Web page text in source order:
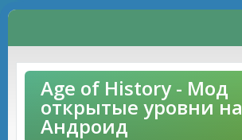
Age of History - Мод
открытые уровни на
Андроид